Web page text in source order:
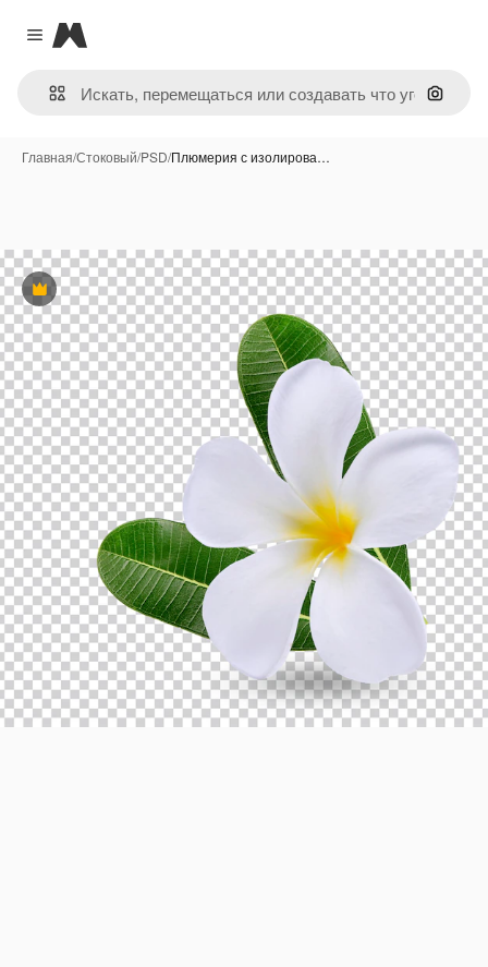
Close menu
Magnific
Поиск
Главная/Стоковый/PSD/Плюмерия с изолирова…
Премиум